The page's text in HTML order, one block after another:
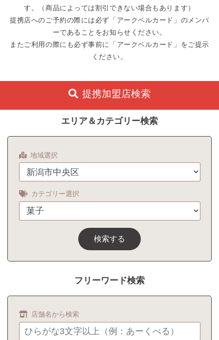
す。（商品によっては割引できない場合もあります）
提携店へのご予約の際には必ず「アークベルカード」のメンバ
ーであることをお知らせください。
またご利用の際にも必ず事前に「アークベルカード」をご提示
ください。
提携加盟店検索
エリア＆カテゴリー検索
地域選択
カテゴリー選択
検索する
フリーワード検索
店舗名から検索